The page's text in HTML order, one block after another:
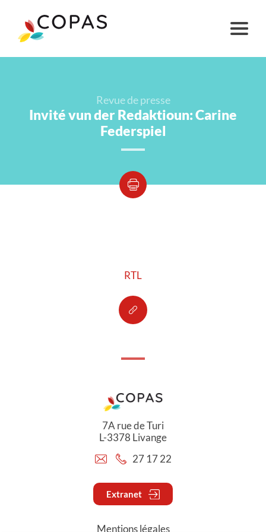
Revue de presse
Invité vun der Redaktioun: Carine
Federspiel
RTL
7A rue de Turi
L-3378 Livange
27 17 22
Extranet
Mentions légales